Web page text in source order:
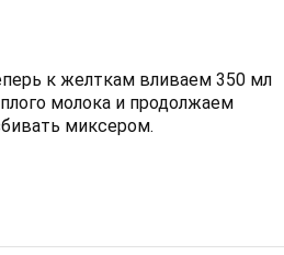
к желткам вливаем 350 мл
молока и продолжаем
миксером.